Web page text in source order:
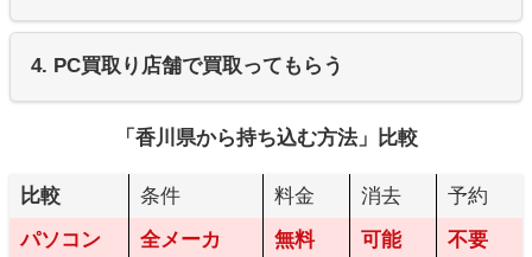
4. PC買取り店舗で買取ってもらう
「香川県から持ち込む方法」比較
比較 条件 料金 消去
予約
パソコン
全メーカ
無料 可能 不要